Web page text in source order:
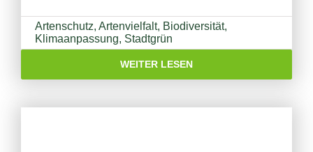
Artenschutz, Artenvielfalt, Biodiversität,
Klimaanpassung, Stadtgrün
WEITER LESEN